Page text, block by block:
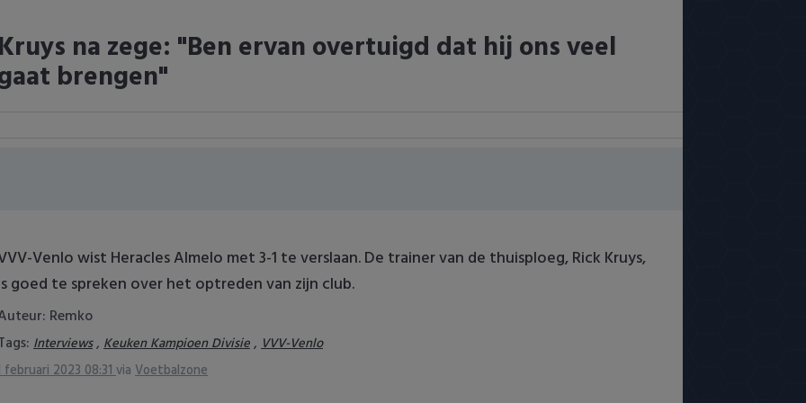
na zege: "Ben ervan overtuigd dat hij ons veel
brengen"
Venlo wist Heracles Almelo met 3-1 te verslaan. De trainer van de thuisploeg, Rick Kruys,
goed te spreken over het optreden van zijn club.
Remko
Interviews, Keuken Kampioen Divisie, VVV-Venlo
februari 2023 08:31via Voetbalzone